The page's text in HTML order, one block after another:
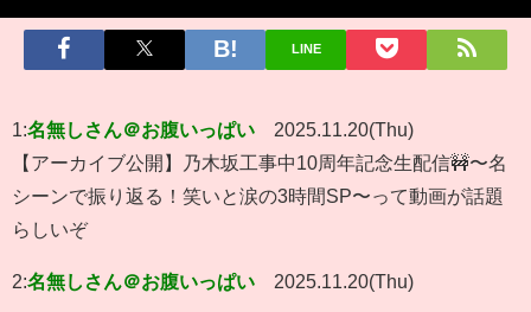
LINE
1:名無しさん＠お腹いっぱい
2025.11.20(Thu)
【アーカイブ公開】乃木坂工事中10周年記念生配信🚧〜名
シーンで振り返る！笑いと涙の3時間SP〜って動画が話題
らしいぞ
2:名無しさん＠お腹いっぱい 2025.11.20(Thu)